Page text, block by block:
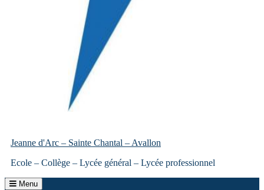
Jeanne d'Arc – Sainte Chantal – Avallon
Ecole – Collège – Lycée général – Lycée professionnel
Menu